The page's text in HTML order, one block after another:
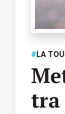
#LA
tra